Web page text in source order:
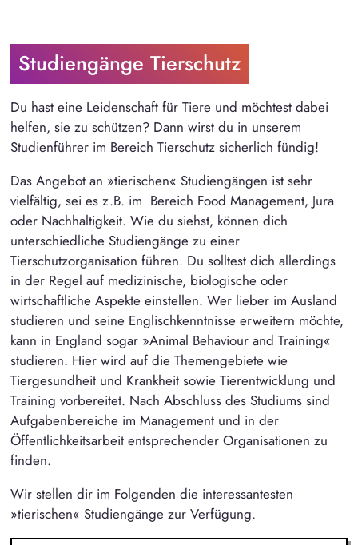
Studiengänge Tierschutz
Du hast eine Leidenschaft für Tiere und möchtest dabei
helfen, sie zu schützen? Dann wirst du in unserem
Studienführer im Bereich Tierschutz sicherlich fündig!
Das Angebot an »tierischen« Studiengängen ist sehr
vielfältig, sei es z.B. im Bereich Food Management, Jura
oder Nachhaltigkeit. Wie du siehst, können dich
unterschiedliche Studiengänge zu einer
Tierschutzorganisation führen. Du solltest dich allerdings
in der Regel auf medizinische, biologische oder
wirtschaftliche Aspekte einstellen. Wer lieber im Ausland
studieren und seine Englischkenntnisse erweitern möchte,
kann in England sogar »Animal Behaviour and Training«
studieren. Hier wird auf die Themengebiete wie
Tiergesundheit und Krankheit sowie Tierentwicklung und
Training vorbereitet. Nach Abschluss des Studiums sind
Aufgabenbereiche im Management und in der
Öffentlichkeitsarbeit entsprechender Organisationen zu
finden.
Wir stellen dir im Folgenden die interessantesten
»tierischen« Studiengänge zur Verfügung.